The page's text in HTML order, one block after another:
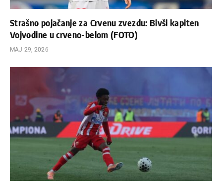
Strašno pojačanje za Crvenu zvezdu: Bivši kapiten
Vojvodine u crveno-belom (FOTO)
МАЈ 29, 2026